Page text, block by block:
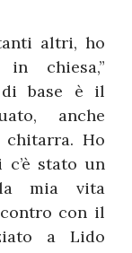
altri, ho
in chiesa,”
di base è il
anche
chitarra. Ho
stato un
mia vita
con il
a Lido